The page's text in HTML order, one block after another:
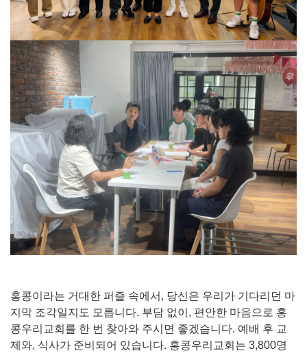
홍콩이라는 거대한 퍼즐 속에서, 당신은 우리가 기다리던 마
지막 조각일지도 모릅니다. 부담 없이, 편안한 마음으로 홍
콩우리교회를 한 번 찾아와 주시면 좋겠습니다. 예배 후 교
제와, 식사가 준비되어 있습니다. 홍콩우리교회는 3,800명